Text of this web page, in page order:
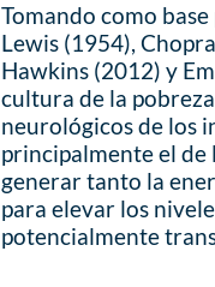
Tomando como
Lewis (1954),
Hawkins (2012) y
cultura de la
neurológicos de los
principalmente el de
generar tanto la
para elevar los
potencialmente